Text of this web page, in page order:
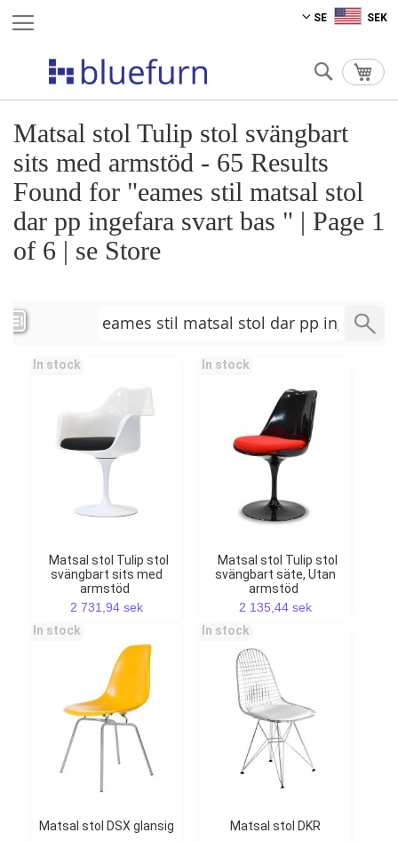
SE SEK
Min
Sök
Matsal stol Tulip stol svängbart
sits med armstöd - 65 Results
Found for "eames stil matsal stol
dar pp ingefara svart bas " | Page 1
of 6 | se Store
In stock
Matsal stol Tulip stol
svängbart sits med
armstöd
2 731,94 sek
In stock
Matsal stol Tulip stol
svängbart säte, Utan
armstöd
2 135,44 sek
In stock
Matsal stol DSX glansig
In stock
Matsal stol DKR